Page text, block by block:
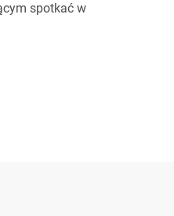
spotkać w